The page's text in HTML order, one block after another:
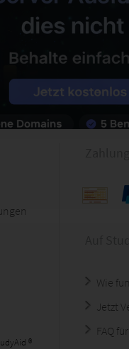
®
Wie
Jetzt
FAQ